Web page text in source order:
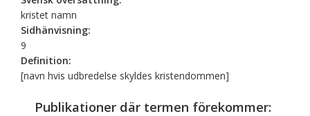
kristet namn
Sidhänvisning:
9
Definition:
[navn hvis udbredelse skyldes kristendommen]
Publikationer där termen förekommer: